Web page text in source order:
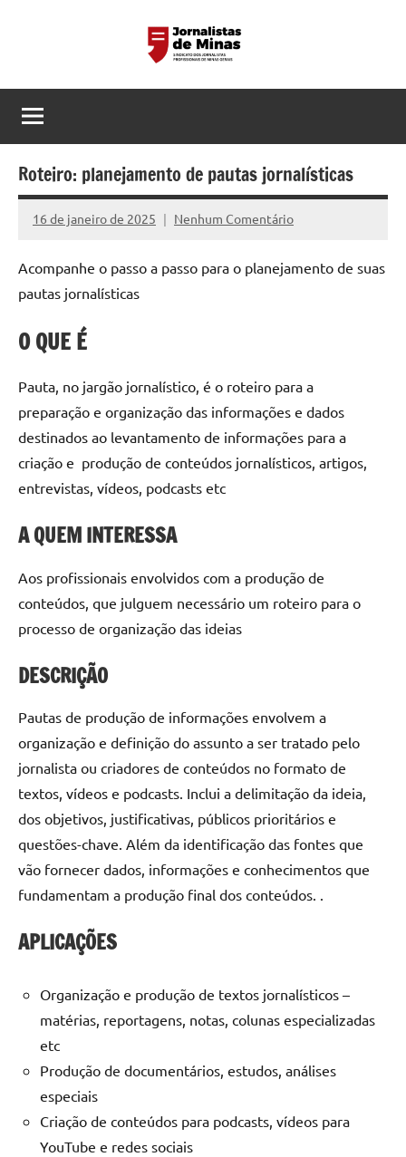
conteúdo
Sindicato
dos
Jornalistas
Profissionais
de
Minas
Gerais
Sindicato
dos
Jornalistas
Profissionais
Roteiro: planejamento de pautas jornalísticas
16 de janeiro de 2025
Assessoria
Nenhum Comentário
Acompanhe o passo a passo para o planejamento de suas
pautas jornalísticas
O QUE É
Pauta, no jargão jornalístico, é o roteiro para a
preparação e organização das informações e dados
destinados ao levantamento de informações para a
criação e produção de conteúdos jornalísticos, artigos,
entrevistas, vídeos, podcasts etc
A QUEM INTERESSA
Aos profissionais envolvidos com a produção de
conteúdos, que julguem necessário um roteiro para o
processo de organização das ideias
DESCRIÇÃO
Pautas de produção de informações envolvem a
organização e definição do assunto a ser tratado pelo
jornalista ou criadores de conteúdos no formato de
textos, vídeos e podcasts. Inclui a delimitação da ideia,
dos objetivos, justificativas, públicos prioritários e
questões-chave. Além da identificação das fontes que
vão fornecer dados, informações e conhecimentos que
fundamentam a produção final dos conteúdos. .
APLICAÇÕES
Organização e produção de textos jornalísticos –
matérias, reportagens, notas, colunas especializadas
etc
Produção de documentários, estudos, análises
especiais
Criação de conteúdos para podcasts, vídeos para
YouTube e redes sociais